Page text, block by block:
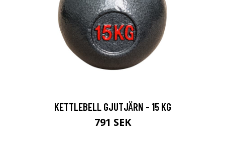
KETTLEBELL GJUTJÄRN - 15 KG
791 SEK